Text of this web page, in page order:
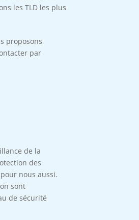
les TLD les plus
proposons
par
de la
des
nous aussi.
sont
de sécurité